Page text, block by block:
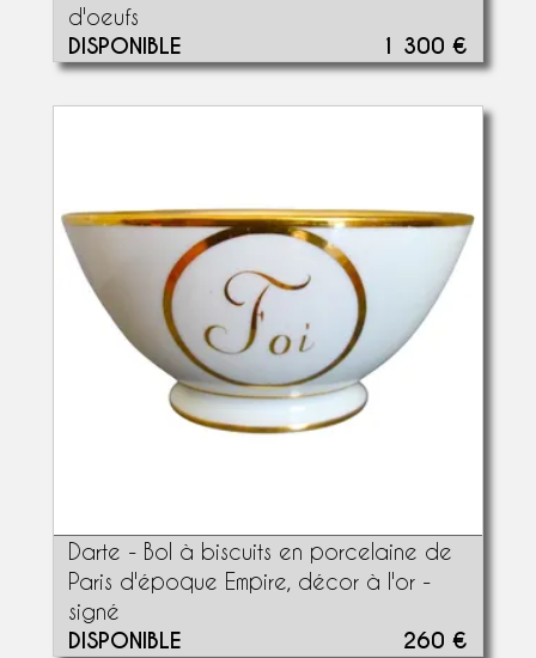
d'oeufs
DISPONIBLE 1 300 €
Darte - Bol à biscuits en porcelaine de
Paris d'époque Empire, décor à l'or -
signé
DISPONIBLE 260 €